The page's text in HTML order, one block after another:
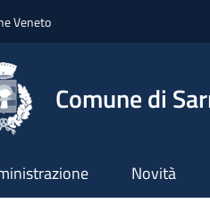
Veneto
Comune di
Novità